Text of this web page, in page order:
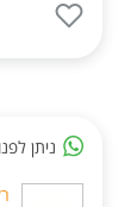
ניתן